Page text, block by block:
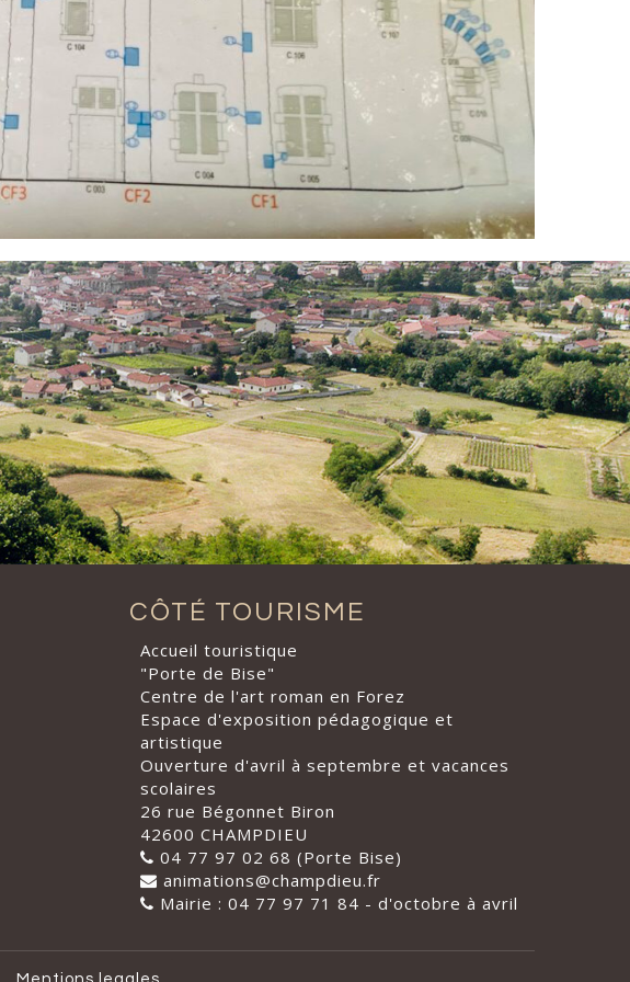
CÔTÉ TOURISME
Accueil touristique
"Porte de Bise"
Centre de l'art roman en Forez
Espace d'exposition pédagogique et
artistique
Ouverture d'avril à septembre et vacances
scolaires
26 rue Bégonnet Biron
42600 CHAMPDIEU
04 77 97 02 68 (Porte Bise)
animations@champdieu.fr
Mairie : 04 77 97 71 84 - d'octobre à avril